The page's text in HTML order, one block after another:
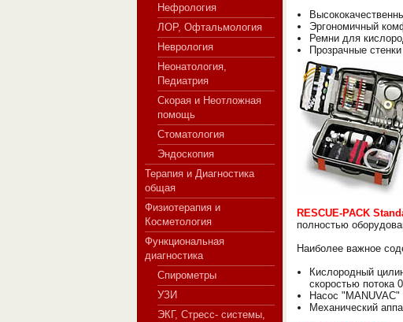
Нефрология
ЛОР, Офтальмология
Неврология
Неонатология,
Педиатрия
Скорая и Неотложная
помощь
Стоматология
Эндоскопия
Терапия и Диагностика
общая
Физиотерапия и
Косметология
Функциональная
диагностика
Спирометры
УЗИ
ЭКГ, Стресс- системы,
Эргономичный
Ремни для
Прозрачные
RESCUE-PACK
полностью
Наиболее важное
Кислородный
скоростью потока
Насос "MANUVAC"
Механический